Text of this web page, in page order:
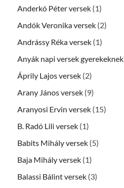
Anderkó Péter versek (1)
Andók Veronika versek (2)
Andrássy Réka versek (1)
Anyák napi versek gyerekeknek
Áprily Lajos versek (2)
Arany János versek (9)
Aranyosi Ervin versek (15)
B. Radó Lili versek (1)
Babits Mihály versek (5)
Baja Mihály versek (1)
Balassi Bálint versek (3)